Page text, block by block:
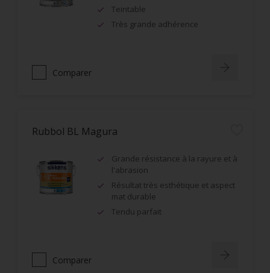
Teintable
Très grande adhérence
Comparer
Rubbol BL Magura
Grande résistance à la rayure et à
l'abrasion
Résultat très esthétique et aspect
mat durable
Tendu parfait
Comparer